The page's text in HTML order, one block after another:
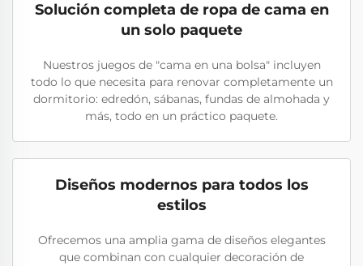
Solución completa de ropa de cama en
un solo paquete
Nuestros juegos de "cama en una bolsa" incluyen
todo lo que necesita para renovar completamente un
dormitorio: edredón, sábanas, fundas de almohada y
más, todo en un práctico paquete.
Diseños modernos para todos los
estilos
Ofrecemos una amplia gama de diseños elegantes
que combinan con cualquier decoración de